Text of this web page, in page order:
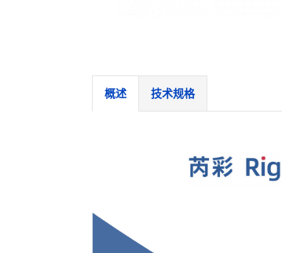
概述 技术规格